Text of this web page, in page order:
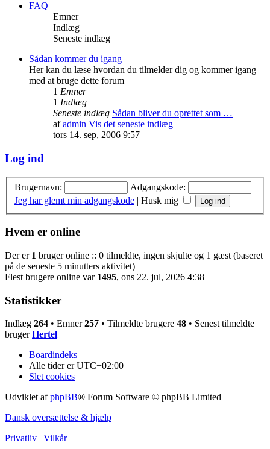
FAQ
Emner
Indlæg
Seneste indlæg
Sådan kommer du igang
Her kan du læse hvordan du tilmelder dig og kommer igang
med at bruge dette forum
1 Emner
1 Indlæg
Seneste indlæg Sådan bliver du oprettet som …
afadmin Vis det seneste indlæg
tors 14. sep, 2006 9:57
Log ind
Brugernavn:
Adgangskode:
Jeg har glemt min adgangskode | Husk mig
Hvem er online
Der er 1 bruger online :: 0 tilmeldte, ingen skjulte og 1 gæst (baseret
på de seneste 5 minutters aktivitet)
Flest brugere online var 1495, ons 22. jul, 2026 4:38
Statistikker
Indlæg 264 • Emner257 • Tilmeldte brugere 48 • Senest tilmeldte
brugerHertel
Boardindeks
Alle tider erUTC+02:00
Slet cookies
Udviklet afphpBB® Forum Software © phpBB Limited
Dansk oversættelse & hjælp
Privatliv | Vilkår